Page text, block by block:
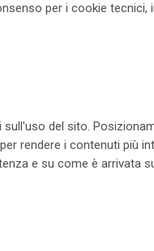
per i cookie
del sito.
rendere i contenuti più
e su come è arrivata